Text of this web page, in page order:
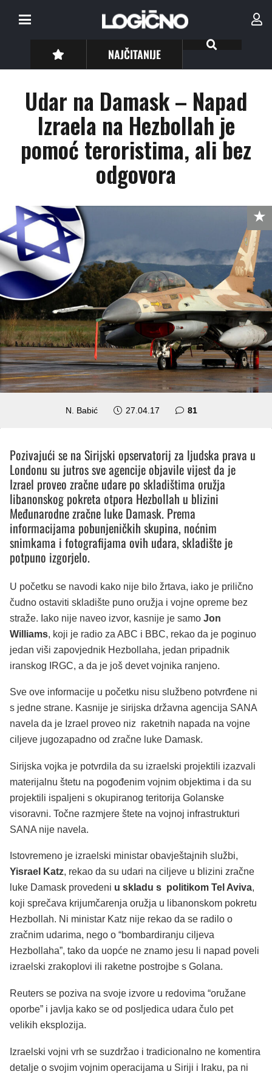
NAJČITANIJE
Udar na Damask – Napad
Izraela na Hezbollah je
pomoć teroristima, ali bez
odgovora
N. Babić 27.04.17 81
Pozivajući se na Sirijski opservatorij za ljudska prava u
Londonu su jutros sve agencije objavile vijest da je
Izrael proveo zračne udare po skladištima oružja
libanonskog pokreta otpora Hezbollah u blizini
Međunarodne zračne luke Damask. Prema
informacijama pobunjeničkih skupina, noćnim
snimkama i fotografijama ovih udara, skladište je
potpuno izgorjelo.
U početku se navodi kako nije bilo žrtava, iako je prilično
čudno ostaviti skladište puno oružja i vojne opreme bez
straže. Iako nije naveo izvor, kasnije je samo Jon
Williams, koji je radio za ABC i BBC, rekao da je poginuo
jedan viši zapovjednik Hezbollaha, jedan pripadnik
iranskog IRGC, a da je još devet vojnika ranjeno.
Sve ove informacije u početku nisu službeno potvrđene ni
s jedne strane. Kasnije je sirijska državna agencija SANA
navela da je Izrael proveo niz raketnih napada na vojne
ciljeve jugozapadno od zračne luke Damask.
Sirijska vojka je potvrdila da su izraelski projektili izazvali
materijalnu štetu na pogođenim vojnim objektima i da su
projektili ispaljeni s okupiranog teritorija Golanske
visoravni. Točne razmjere štete na vojnoj infrastrukturi
SANA nije navela.
Istovremeno je izraelski ministar obavještajnih službi,
Yisrael Katz, rekao da su udari na ciljeve u blizini zračne
luke Damask provedeni u skladu s politikom Tel Aviva,
koji sprečava krijumčarenja oružja u libanonskom pokretu
Hezbollah. Ni ministar Katz nije rekao da se radilo o
zračnim udarima, nego o “bombardiranju ciljeva
Hezbollaha”, tako da uopće ne znamo jesu li napad poveli
izraelski zrakoplovi ili raketne postrojbe s Golana.
Reuters se poziva na svoje izvore u redovima “oružane
oporbe” i javlja kako se od posljedica udara čulo pet
velikih eksplozija.
Izraelski vojni vrh se suzdržao i tradicionalno ne komentira
detalje o svojim vojnim operacijama u Siriji i Iraku, pa ni